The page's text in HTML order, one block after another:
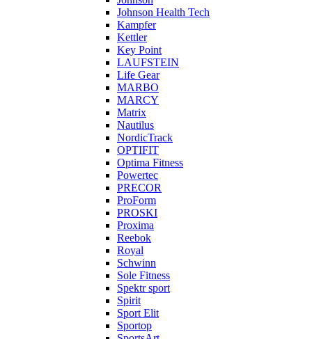
Johnson Health Tech
Kampfer
Kettler
Key Point
LAUFSTEIN
Life Gear
MARBO
MARCY
Matrix
Nautilus
NordicTrack
OPTIFIT
Optima Fitness
Powertec
PRECOR
ProForm
PROSKI
Proxima
Reebok
Royal
Schwinn
Sole Fitness
Spektr sport
Spirit
Sport Elit
Sportop